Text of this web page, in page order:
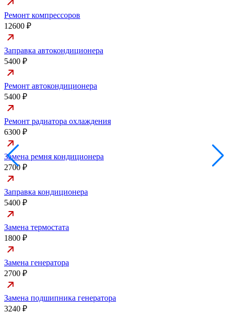
Ремонт компрессоров
12600 ₽
Заправка автокондиционера
5400 ₽
Ремонт автокондиционера
5400 ₽
Ремонт радиатора охлаждения
6300 ₽
Замена ремня кондиционера
2700 ₽
Заправка кондиционера
5400 ₽
Замена термостата
1800 ₽
Замена генератора
2700 ₽
Замена подшипника генератора
3240 ₽